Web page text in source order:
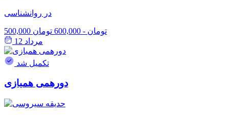
در روانشناسی
500,000 تومان - 600,000 تومان
مرداد 12
تکمیل شد
دورهمی همبازی